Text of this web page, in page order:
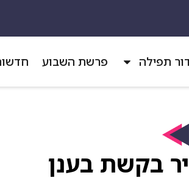
תפילה פרשת השבוע
בקשת בענן